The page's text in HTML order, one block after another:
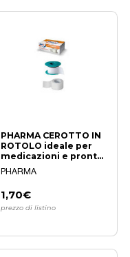
PHARMA CEROTTO IN
ROTOLO ideale per
medicazioni e pronto
soccorso
PHARMA
1,70€
prezzo di listino